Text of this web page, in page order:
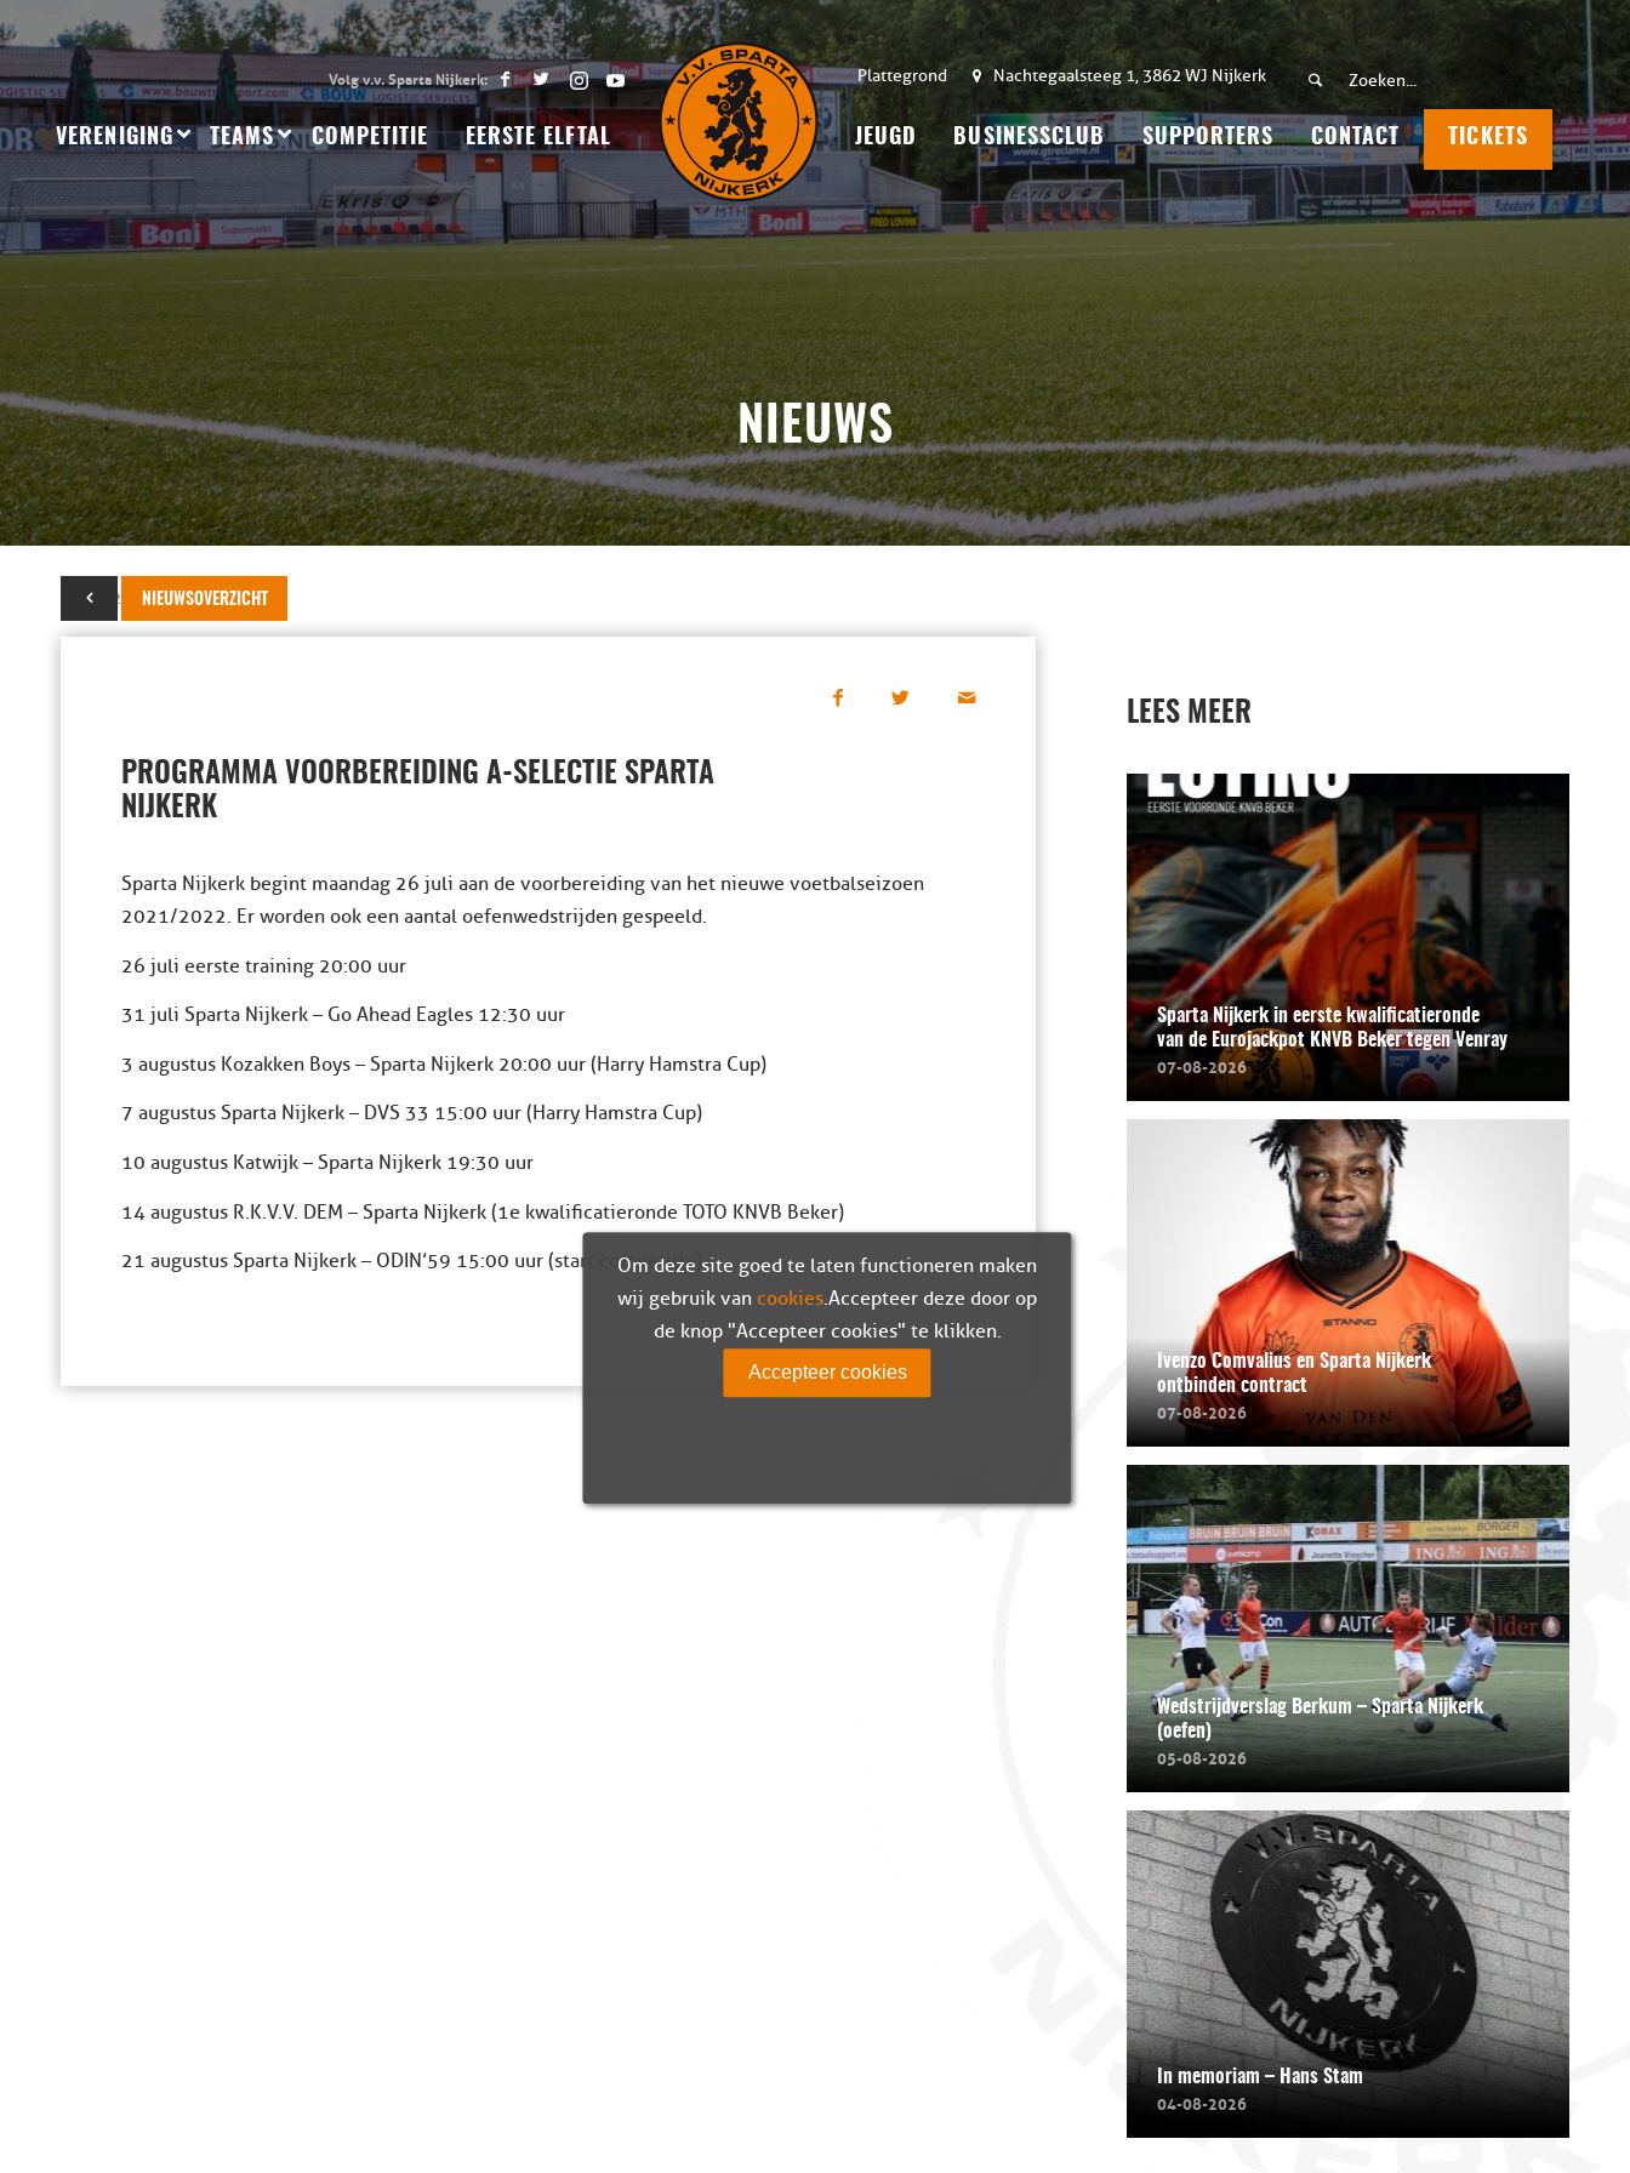
Plattegrond Nachtegaalsteeg 1, 3862 WJ Nijkerk
VERENIGING TEAMS COMPETITIE EERSTE ELFTAL JEUGD BUSINESSCLUB SUPPORTERS CONTACT TICKETS
NIEUWS
NIEUWSOVERZICHT
15 juli 2021
PROGRAMMA VOORBEREIDING A-SELECTIE SPARTA
NIJKERK
Sparta Nijkerk begint maandag 26 juli aan de voorbereiding van het nieuwe voetbalseizoen
2021/2022. Er worden ook een aantal oefenwedstrijden gespeeld.
26 juli eerste training 20:00 uur
31 juli Sparta Nijkerk – Go Ahead Eagles 12:30 uur
3 augustus Kozakken Boys – Sparta Nijkerk 20:00 uur (Harry Hamstra Cup)
7 augustus Sparta Nijkerk – DVS 33 15:00 uur (Harry Hamstra Cup)
10 augustus Katwijk – Sparta Nijkerk 19:30 uur
14 augustus R.K.V.V. DEM – Sparta Nijkerk (1e kwalificatieronde TOTO KNVB Beker)
21 augustus Sparta Nijkerk – ODIN’59 15:00 uur (start competitie)
LEES MEER
Sparta Nijkerk in eerste kwalificatieronde
van de Eurojackpot KNVB Beker tegen Venray
07-08-2026
Ivenzo Comvalius en Sparta Nijkerk
ontbinden contract
07-08-2026
Wedstrijdverslag Berkum – Sparta Nijkerk
(oefen)
05-08-2026
In memoriam – Hans Stam
04-08-2026
Om deze site goed te laten functioneren maken
wij gebruik van cookies. Accepteer deze door op
de knop "Accepteer cookies" te klikken.
Accepteer cookies